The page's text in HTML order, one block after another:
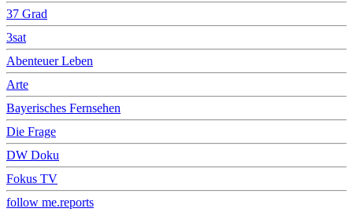
37 Grad
3sat
Abenteuer Leben
Arte
Bayerisches Fernsehen
Die Frage
DW Doku
Fokus TV
follow me.reports